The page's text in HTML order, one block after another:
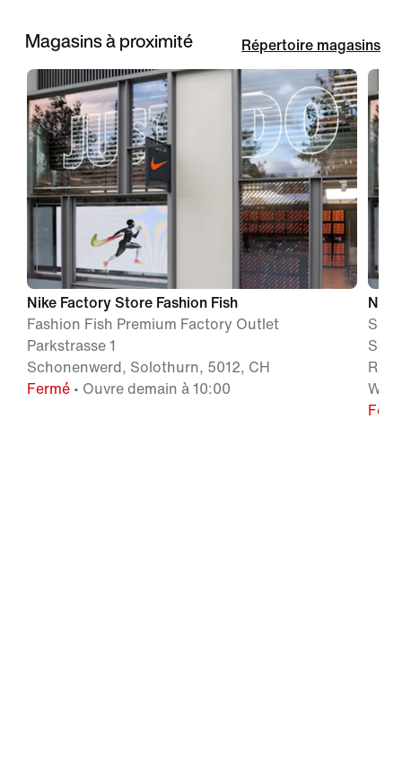
Magasins à proximité Répertoire magasins
Nike Factory Store Fashion Fish
Fashion Fish Premium Factory Outlet
Parkstrasse 1
Schonenwerd, Solothurn, 5012, CH
Fermé • Ouvre demain à 10:00